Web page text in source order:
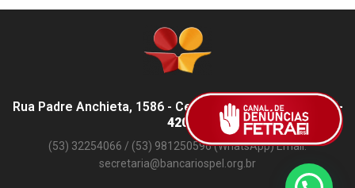
Rua Padre Anchieta, 1586 - Centro, Pelotas - RS,
96015-
420
(53) 32254066 / (53) 981250596 (WhatsApp) Email:
secretaria@bancariospel.org.br